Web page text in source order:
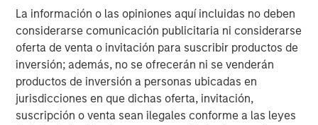
La información o las opiniones aquí incluidas no deben
considerarse comunicación publicitaria ni considerarse
oferta de venta o invitación para suscribir productos de
inversión; además, no se ofrecerán ni se venderán
productos de inversión a personas ubicadas en
jurisdicciones en que dichas oferta, invitación,
suscripción o venta sean ilegales conforme a las leyes
Steven Turner, CFA
Managing Director